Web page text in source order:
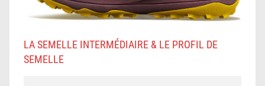
LA SEMELLE INTERMÉDIAIRE & LE PROFIL DE
SEMELLE